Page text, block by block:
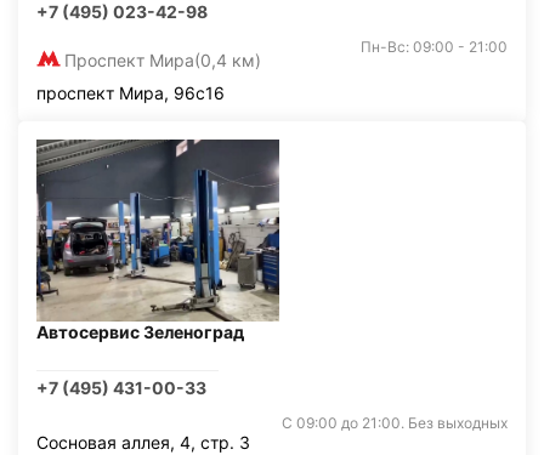
+7 (495) 023-42-98
Проспект Мира(0,4 км)
Пн-Вс: 09:00 - 21:00
проспект Мира, 96с16
Автосервис Зеленоград
+7 (495) 431-00-33
С 09:00 до 21:00. Без выходных
Сосновая аллея, 4, стр. 3